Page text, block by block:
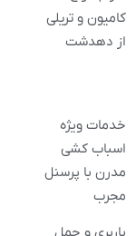
کامیون و تریلی
از دهدشت
خدمات ویژه
اسباب کشی
مدرن با پرسنل
مجرب